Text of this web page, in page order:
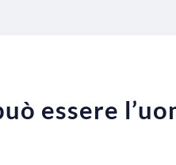
essere